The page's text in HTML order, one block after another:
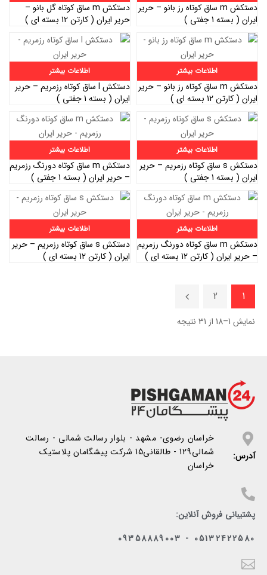
دستکش m ساق کوتاه رز بانو – حریر
ایران ( بسته 1 جفتی )
دستکش m ساق کوتاه گل بانو –
حریر ایران ( کارتن 12 بسته ای )
اطلاعات بیشتر
دستکش m ساق کوتاه رز بانو – حریر
ایران ( کارتن 12 بسته ای )
اطلاعات بیشتر
دستکش l ساق کوتاه رزمریم – حریر
ایران ( بسته 1 جفتی )
اطلاعات بیشتر
دستکش s ساق کوتاه رزمریم – حریر
ایران ( بسته 1 جفتی )
اطلاعات بیشتر
دستکش m ساق کوتاه دورنگ رزمریم
– حریر ایران ( بسته 1 جفتی )
اطلاعات بیشتر
دستکش m ساق کوتاه دورنگ رزمریم
– حریر ایران ( کارتن 12 بسته ای )
اطلاعات بیشتر
دستکش s ساق کوتاه رزمریم – حریر
ایران ( کارتن 12 بسته ای )
1
2
نمایش 1–18 از 31 نتیجه
آدرس:
خراسان رضوی- مشهد - بلوار رسالت شمالی - رسالت
شمالی129 - طالقانی15 شرکت پیشگامان پلاستیک
خراسان
پشتیبانی فروش آنلاین:
05132422580 - 09358889003